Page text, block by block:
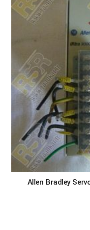
Allen Bradley